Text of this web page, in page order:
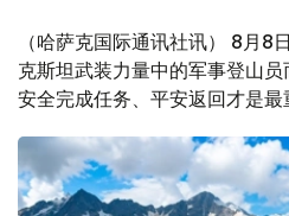
（哈萨克国际通讯社讯） 8月8
克斯坦武装力量中的军事登山员
安全完成任务、平安返回才是最